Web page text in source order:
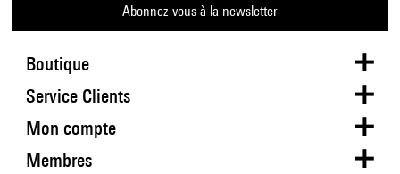
Boutique
Abonnez-vous à la newsletter
Service Clients
Mon compte
Membres